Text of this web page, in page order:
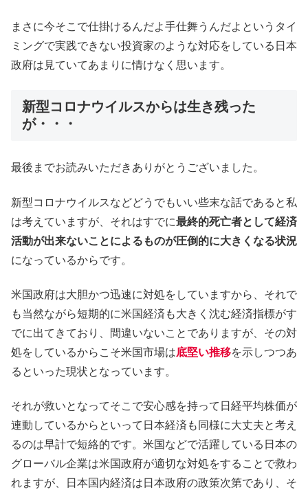
まさに今そこで仕掛けるんだよ手仕舞うんだよというタイ
ミングで実践できない投資家のような対応をしている日本
政府は見ていてあまりに情けなく思います。
新型コロナウイルスからは生き残った
が・・・
最後までお読みいただきありがとうございました。
新型コロナウイルスなどどうでもいい些末な話であると私
は考えていますが、それはすでに最終的死亡者として経済
活動が出来ないことによるものが圧倒的に大きくなる状況
になっているからです。
米国政府は大胆かつ迅速に対処をしていますから、それで
も当然ながら短期的に米国経済も大きく沈む経済指標がす
でに出てきており、間違いないことでありますが、その対
処をしているからこそ米国市場は底堅い推移を示しつつあ
るといった現状となっています。
それが救いとなってそこで安心感を持って日経平均株価が
連動しているからといって日本経済も同様に大丈夫と考え
るのは早計で短絡的です。米国などで活躍している日本の
グローバル企業は米国政府が適切な対処をすることで救わ
れますが、日本国内経済は日本政府の政策次第であり、そ